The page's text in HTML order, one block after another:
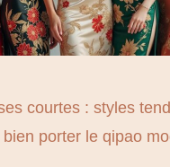
courtes : styles
porter le qipao